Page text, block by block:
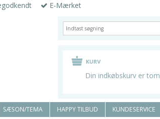
E-Mærket
Din indkøbskurv er tom
SÆSON/TEMA HAPPY TILBUD KUNDESERVICE